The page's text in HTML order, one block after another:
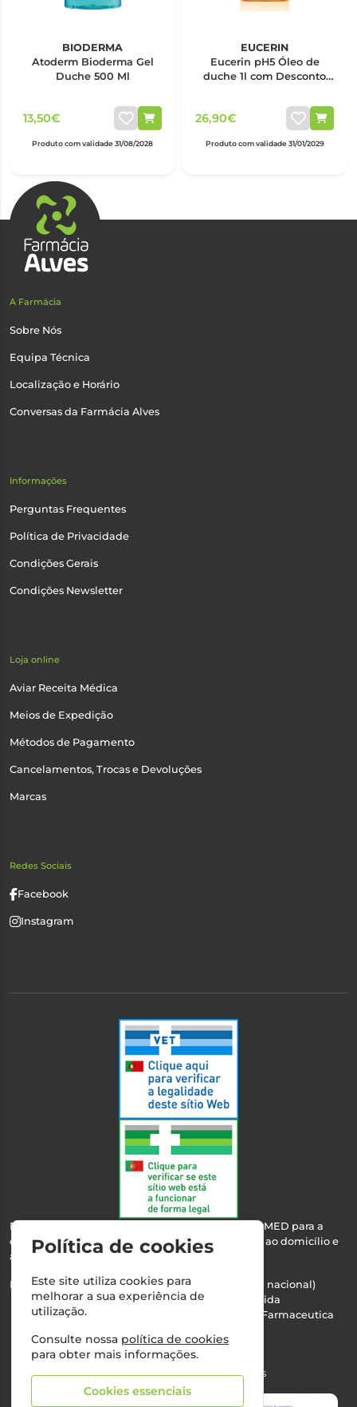
BIODERMA
Atoderm Bioderma Gel
Duche 500 Ml
13,50€
Produto com validade 31/08/2028
EUCERIN
Eucerin pH5 Óleo de
duche 1l com Desconto
26,90€
Produto com validade 31/01/2029
A Farmácia
Sobre Nós
Equipa Técnica
Localização e Horário
Conversas da Farmácia Alves
Informações
Perguntas Frequentes
Política de Privacidade
Condições Gerais
Condições Newsletter
Loja online
Aviar Receita Médica
Meios de Expedição
Métodos de Pagamento
Cancelamentos, Trocas e Devoluções
Marcas
Redes Sociais
Facebook
Instagram
Esta farmácia encontra-se autorizada pelo INFARMED para a
dispensa de medicamentos e produtos de saúde ao domicílio e
através da internet.
Nº Infarmed: 21 798 7100 (chamada para rede fixa nacional)
Direção Técnica:Maria Teresa Almeida
NIPC:510103669 | Teresa Almeida - Sociedade Farmaceutica
Alvará nº:2994
©2026 Todos os direitos reservados
Política de cookies
Este site utiliza cookies para
melhorar a sua experiência de
utilização.
Consulte nossa política de cookies
para obter mais informações.
Cookies essenciais